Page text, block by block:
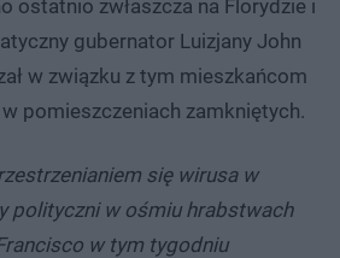
ostatnio zwłaszcza na Florydzie i
gubernator Luizjany John
w związku z tym mieszkańcom
pomieszczeniach zamkniętych.
się wirusa w
polityczni w ośmiu hrabstwach
w tym tygodniu